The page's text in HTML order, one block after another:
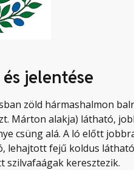
jelentése
zöld hármashalmon
Márton alakja) látható,
csüng alá. A ló előtt
lehajtott fejű koldus
szilvafaágak keresztezik.